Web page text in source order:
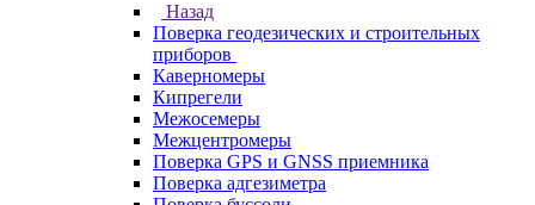
Назад
Поверка геодезических и строительных
приборов
Каверномеры
Кипрегели
Межосемеры
Межцентромеры
Поверка GPS и GNSS приемника
Поверка адгезиметра